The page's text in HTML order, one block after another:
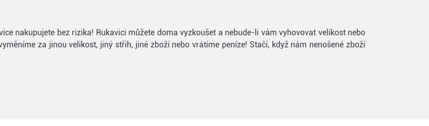
nakupujete bez rizika! Rukavici můžete doma vyzkoušet a nebude-li vám vyhovovat velikost nebo
za jinou velikost, jiný střih, jiné zboží nebo vrátíme peníze! Stačí, když nám nenošené zboží